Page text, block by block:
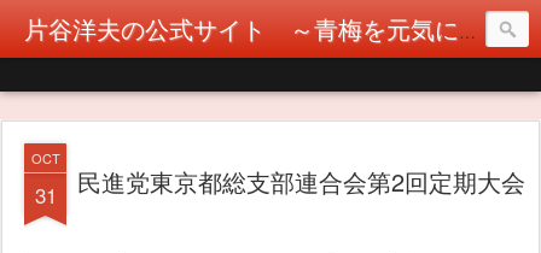
片谷洋夫の公式サイト ～青梅を元気に！カタヤぶりな挑戦！～
OCT
31 民進党東京都総支部連合会第2回定期大会